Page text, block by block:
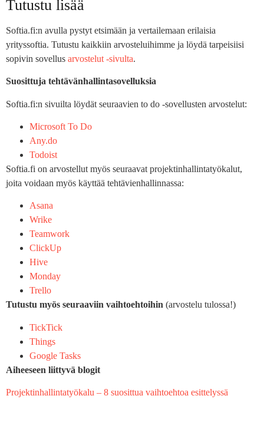
Tutustu lisää
Softia.fi:n avulla pystyt etsimään ja vertailemaan erilaisia
yrityssoftia. Tutustu kaikkiin arvosteluihimme ja löydä tarpeisiisi
sopivin sovellus arvostelut -sivulta.
Suosittuja tehtävänhallintasovelluksia
Softia.fi:n sivuilta löydät seuraavien to do -sovellusten arvostelut:
Microsoft To Do
Any.do
Todoist
Softia.fi on arvostellut myös seuraavat projektinhallintatyökalut,
joita voidaan myös käyttää tehtävienhallinnassa:
Asana
Wrike
Teamwork
ClickUp
Hive
Monday
Trello
Tutustu myös seuraaviin vaihtoehtoihin (arvostelu tulossa!)
TickTick
Things
Google Tasks
Aiheeseen liittyvä blogit
Projektinhallintatyökalu – 8 suosittua vaihtoehtoa esittelyssä